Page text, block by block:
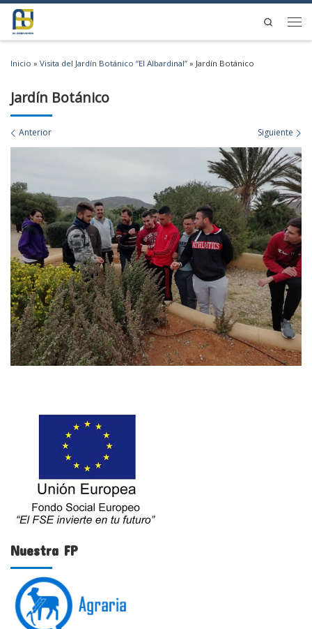
Saltar al contenido
Search
Inicio » Visita del Jardín Botánico “El Albardinal” » Jardín Botánico
Jardín Botánico
Navegación de imágenes
Anterior Siguiente
Nuestra FP